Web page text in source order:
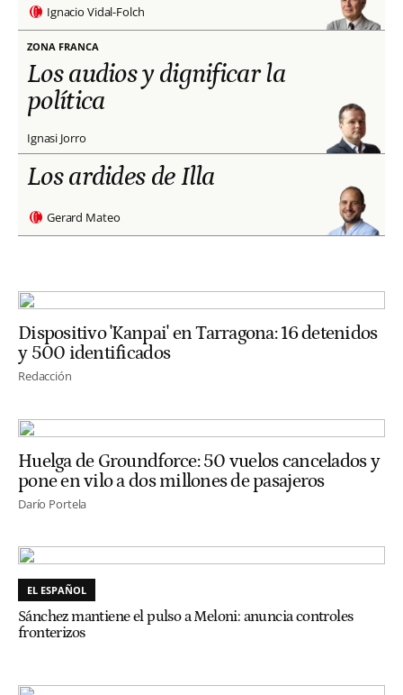
Ignacio Vidal-Folch
ZONA FRANCA
Los audios y dignificar la
política
Ignasi Jorro
Los ardides de Illa
Gerard Mateo
Dispositivo 'Kanpai' en Tarragona: 16 detenidos
y 500 identificados
Redacción
Huelga de Groundforce: 50 vuelos cancelados y
pone en vilo a dos millones de pasajeros
Darío Portela
EL ESPAÑOL
Sánchez mantiene el pulso a Meloni: anuncia controles
fronterizos